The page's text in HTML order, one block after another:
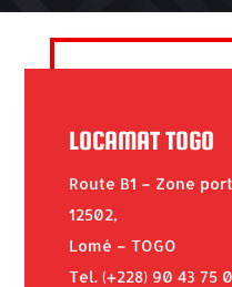
LOCAMAT TOGO
Route B1 – Zone
12502,
Lomé – TOGO
Tel. (+228) 90 43 75